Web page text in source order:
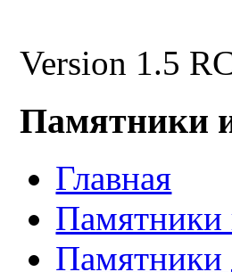
Version 1.5
Памятники
Главная
Памятники
Памятники